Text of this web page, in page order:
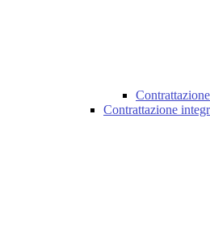
Contrattazione